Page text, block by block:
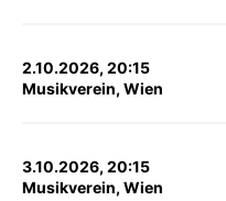
2.10.2026, 20:15
Musikverein, Wien
3.10.2026, 20:15
Musikverein, Wien